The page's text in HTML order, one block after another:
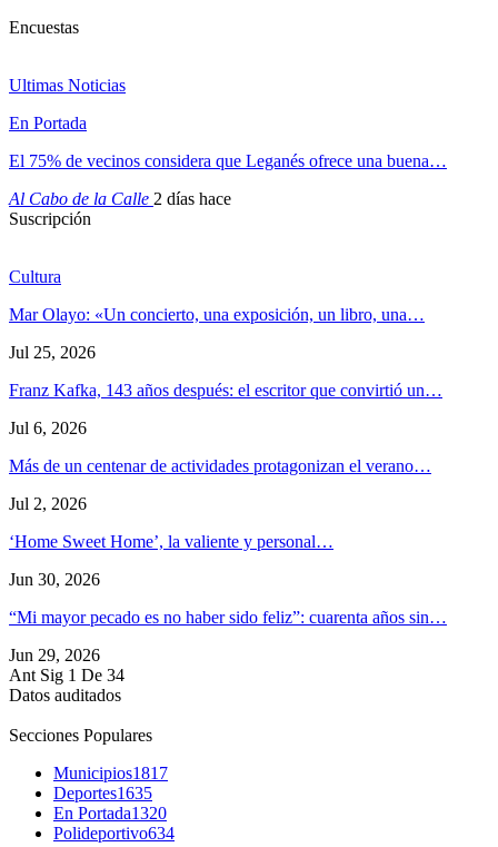
Encuestas
Ultimas Noticias
En Portada
El 75% de vecinos considera que Leganés ofrece una buena…
Al Cabo de la Calle 2 días hace
Suscripción
Cultura
Mar Olayo: «Un concierto, una exposición, un libro, una…
Jul 25, 2026
Franz Kafka, 143 años después: el escritor que convirtió un…
Jul 6, 2026
Más de un centenar de actividades protagonizan el verano…
Jul 2, 2026
‘Home Sweet Home’, la valiente y personal…
Jun 30, 2026
“Mi mayor pecado es no haber sido feliz”: cuarenta años sin…
Jun 29, 2026
Ant Sig 1 De 34
Datos auditados
Secciones Populares
Municipios1817
Deportes1635
En Portada1320
Polideportivo634